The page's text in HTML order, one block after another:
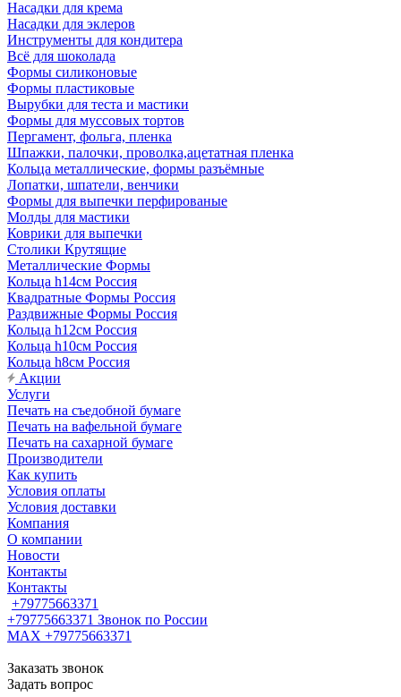
Насадки для крема
Насадки для эклеров
Инструменты для кондитера
Всё для шоколада
Формы силиконовые
Формы пластиковые
Вырубки для теста и мастики
Формы для муссовых тортов
Пергамент, фольга, пленка
Шпажки, палочки, проволка,ацетатная пленка
Кольца металлические, формы разъёмные
Лопатки, шпатели, венчики
Формы для выпечки перфированые
Молды для мастики
Коврики для выпечки
Столики Крутящие
Металлические Формы
Кольца h14см Россия
Квадратные Формы Россия
Раздвижные Формы Россия
Кольца h12см Россия
Кольца h10см Россия
Кольца h8см Россия
Акции
Услуги
Печать на съедобной бумаге
Печать на вафельной бумаге
Печать на сахарной бумаге
Производители
Как купить
Условия оплаты
Условия доставки
Компания
О компании
Новости
Контакты
Контакты
+79775663371
+79775663371 Звонок по России
MAX +79775663371
Заказать звонок
Задать вопрос